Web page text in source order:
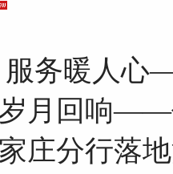
服务暖人
月回响——
庄分行落